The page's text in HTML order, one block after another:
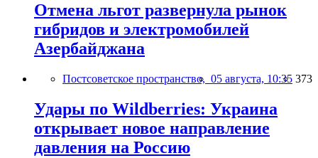
Отмена льгот развернула рынок
гибридов и электромобилей
Азербайджана
Постсоветское пространство, 05 августа, 10:35 373
Удары по Wildberries: Украина
открывает новое направление
давления на Россию